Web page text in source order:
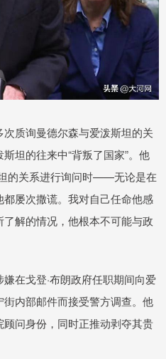
质询曼德尔森与爱泼斯坦的关
坦的往来中“背叛了国家”。他
的关系进行询问时——无论是在
屡次撒谎。我对自己任命他感
解的情况，他根本不可能与政
在戈登·布朗政府任职期间向爱
内部邮件而接受警方调查。他
问身份，同时正推动剥夺其贵